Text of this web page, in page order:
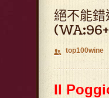
絕不能
👥 top100wine
Il